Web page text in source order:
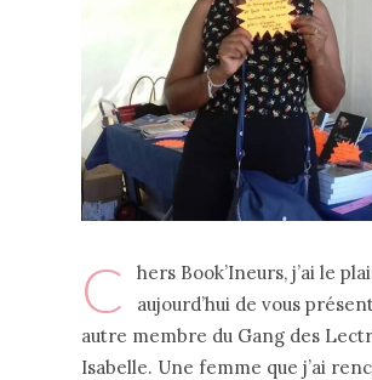
C
hers Book’Ineurs, j’ai le
aujourd’hui de vous
autre membre du Gang des
Isabelle. Une femme que j’ai